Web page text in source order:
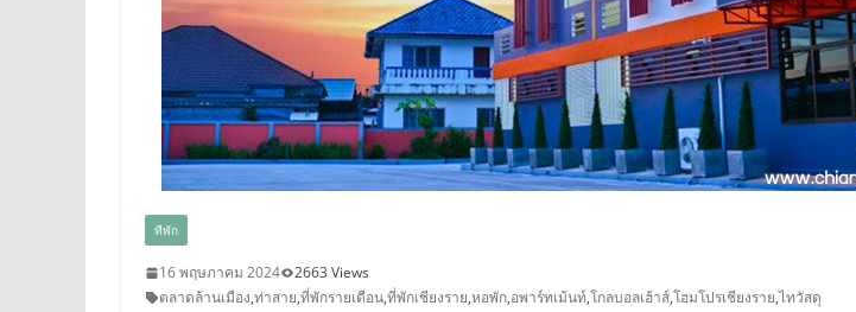
ทีพัก
16 พฤษภาคม 2024
2663 Views
ตลาดล้านเมือง,ท่าสาย,ที่พักรายเดือน,ที่พักเชียงราย,หอพัก,อพาร์ทเม้นท์,โกลบอลเฮ้าส์,โฮมโปรเชียงราย,ไทวัสดุ